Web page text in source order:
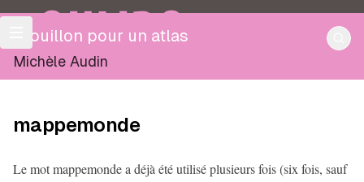
OULIPO
Brouillon pour un atlas
Michèle Audin
mappemonde
Le mot mappemonde a déjà été utilisé plusieurs fois (six fois, sauf